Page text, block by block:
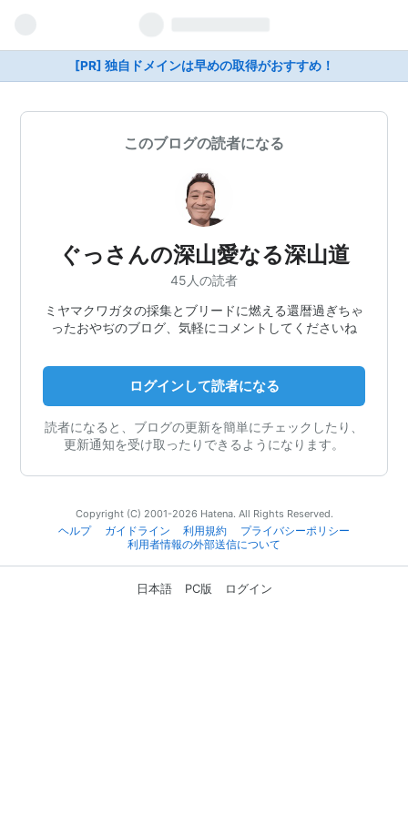
[PR] 独自ドメインは早めの取得がおすすめ！
このブログの読者になる
ぐっさんの深山愛なる深山道
45人の読者
ミヤマクワガタの採集とブリードに燃える還暦過ぎちゃ
ったおやぢのブログ、気軽にコメントしてくださいね
ログインして読者になる
読者になると、ブログの更新を簡単にチェックしたり、
更新通知を受け取ったりできるようになります。
Copyright (C) 2001-2026 Hatena. All Rights Reserved.
ヘルプ
ガイドライン 利用規約
プライバシーポリシー
利用者情報の外部送信について
日本語 PC版 ログイン